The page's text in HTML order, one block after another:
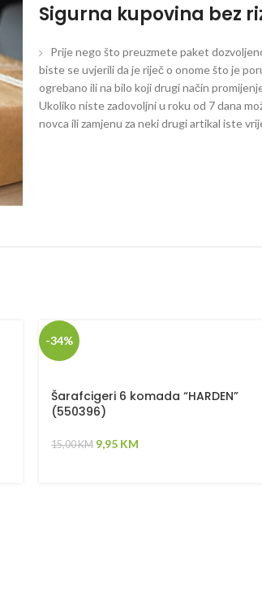
Sigurna kupovina bez
Prije nego što preuzmete paket
biste se uvjerili da je riječ o onome što je
ogrebano ili na bilo koji drugi način
Ukoliko niste zadovoljni u roku od 7 dana
novca ili zamjenu za neki drugi artikal iste
-34%
Šarafcigeri 6 komada “HARDEN”
(550396)
15,00KM 9,95 KM